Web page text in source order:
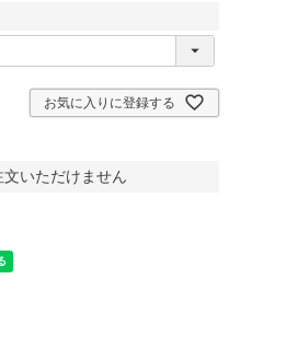
お気に入りに登録する
いただけません